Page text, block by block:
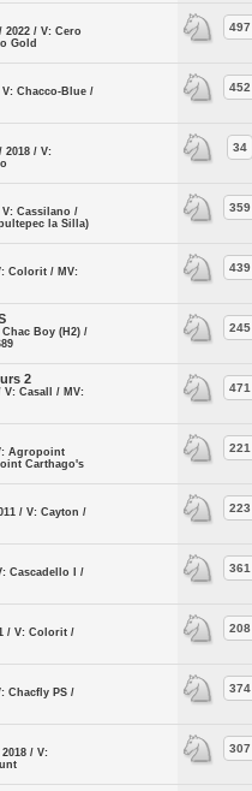
2022 / V: Cero
Gold
497
Chacco-Blue /
452
2018 / V:
34
Cassilano /
la Silla)
359
Colorit / MV:
439
Boy (H2) /
245
2
V: Casall / MV:
471
Agropoint
Carthago's
221
/ V: Cayton /
223
Cascadello I /
361
/ V: Colorit /
208
Chacfly PS /
374
/ V:
307